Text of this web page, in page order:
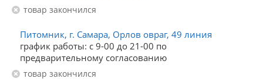
Товар закончился
Питомник, г. Самара, Орлов овраг, 49 линия
график работы: с 9-00 до 21-00 по
предварительному согласованию
Товар закончился